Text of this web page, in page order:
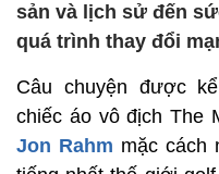
sản và lịch sử đến
quá trình thay đổi
Câu chuyện được
chiếc áo vô địch The
Jon Rahm mặc cách